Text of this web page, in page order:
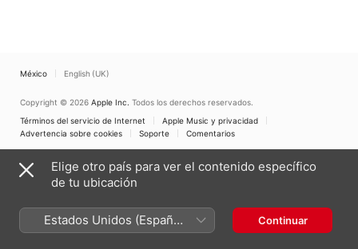
México English (UK)
Copyright © 2026 Apple Inc. Todos los derechos reservados.
Términos del servicio de Internet
Apple Music y privacidad
Advertencia sobre cookies
Soporte Comentarios
Elige otro país para ver el contenido específico
de tu ubicación
Estados Unidos (Español
México)
Continuar